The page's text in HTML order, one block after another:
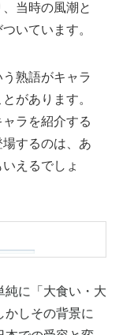
当時の風潮と
いています。
う熟語がキャラ
があります。
ラを紹介する
場するのは、あ
えるでしょ
純に「大食い・大
かしその背景に